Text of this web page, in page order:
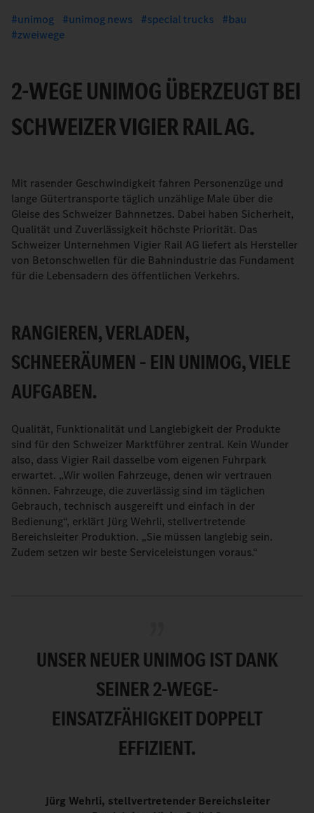
unimog unimog news special trucks
bau
zweiwege
2-WEGE UNIMOG ÜBERZEUGT BEI
SCHWEIZER VIGIER RAIL AG.
Mit rasender Geschwindigkeit fahren Personenzüge und
lange Gütertransporte täglich unzählige Male über die
Gleise des Schweizer Bahnnetzes. Dabei haben Sicherheit,
Qualität und Zuverlässigkeit höchste Priorität. Das
Schweizer Unternehmen Vigier Rail AG liefert als Hersteller
von Betonschwellen für die Bahnindustrie das Fundament
für die Lebensadern des öffentlichen Verkehrs.
RANGIEREN, VERLADEN,
SCHNEERÄUMEN – EIN UNIMOG, VIELE
AUFGABEN.
Qualität, Funktionalität und Langlebigkeit der Produkte
sind für den Schweizer Marktführer zentral. Kein Wunder
also, dass Vigier Rail dasselbe vom eigenen Fuhrpark
erwartet. „Wir wollen Fahrzeuge, denen wir vertrauen
können. Fahrzeuge, die zuverlässig sind im täglichen
Gebrauch, technisch ausgereift und einfach in der
Bedienung“, erklärt Jürg Wehrli, stellvertretende
Bereichsleiter Produktion. „Sie müssen langlebig sein.
Zudem setzen wir beste Serviceleistungen voraus.“
UNSER NEUER UNIMOG IST DANK
SEINER 2-WEGE-
EINSATZFÄHIGKEIT DOPPELT
EFFIZIENT.
Jürg Wehrli, stellvertretender Bereichsleiter